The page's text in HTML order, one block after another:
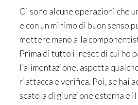
Ci sono alcune operazioni che
e con un minimo di buon senso
mettere mano alla
Prima di tutto il reset di cui ho
l’alimentazione, aspetta
riattacca e verifica. Poi, se hai
scatola di giunzione esterna e